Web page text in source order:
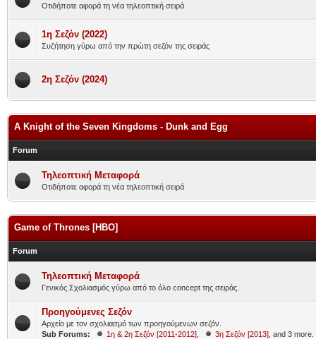
Οτιδήποτε αφορά τη νέα τηλεοπτική σειρά
1η Σεζόν (2022)
Συζήτηση γύρω από την πρώτη σεζόν της σειράς
2η Σεζόν (2024)
A Knight of the Seven Kingdoms - Dunk and Egg
Forum
Τηλεοπτική Μεταφορά
Οτιδήποτε αφορά τη νέα τηλεοπτική σειρά
Game of Thrones [HBO]
Forum
Τηλεοπτική Μεταφορά
Γενικός Σχολιασμός γύρω από το όλο concept της σειράς.
Προηγούμενες Σεζόν
Αρχείο με τον σχολιασμό των προηγούμενων σεζόν.
Sub Forums:
1η & 2η Σεζόν [2011-2012] 3η Σεζόν [2013] , and 3 more.